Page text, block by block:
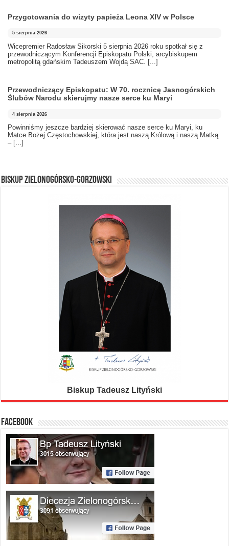
Przygotowania do wizyty papieża Leona XIV w Polsce
5 sierpnia 2026
Wicepremier Radosław Sikorski 5 sierpnia 2026 roku spotkał się z
przewodniczącym Konferencji Episkopatu Polski, arcybiskupem
metropolitą gdańskim Tadeuszem Wojdą SAC. [...]
Przewodniczący Episkopatu: W 70. rocznicę Jasnogórskich
Ślubów Narodu skierujmy nasze serce ku Maryi
4 sierpnia 2026
Powinniśmy jeszcze bardziej skierować nasze serce ku Maryi, ku
Matce Bożej Częstochowskiej, która jest naszą Królową i naszą Matką
– [...]
BISKUP ZIELONOGÓRSKO-GORZOWSKI
Biskup Tadeusz Lityński
FACEBOOK